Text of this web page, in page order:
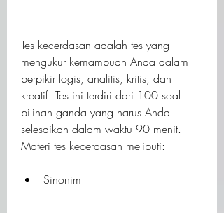
Tes kecerdasan adalah tes yang
mengukur kemampuan Anda dalam
berpikir logis, analitis, kritis, dan
kreatif. Tes ini terdiri dari 100 soal
pilihan ganda yang harus Anda
selesaikan dalam waktu 90 menit.
Materi tes kecerdasan meliputi:
Sinonim